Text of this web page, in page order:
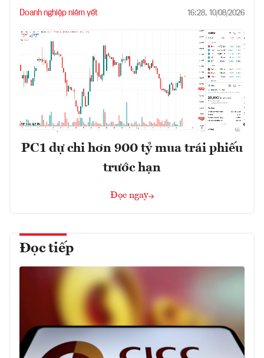
Doanh nghiệp niêm yết 16:28, 10/08/2026
PC1 dự chi hơn 900 tỷ mua trái phiếu
trước hạn
Đọc ngay
Đọc tiếp